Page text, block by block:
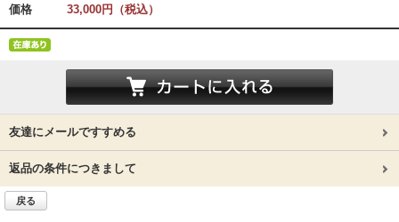
価格 33,000円（税込）
友達にメールですすめる
返品の条件につきまして
戻る